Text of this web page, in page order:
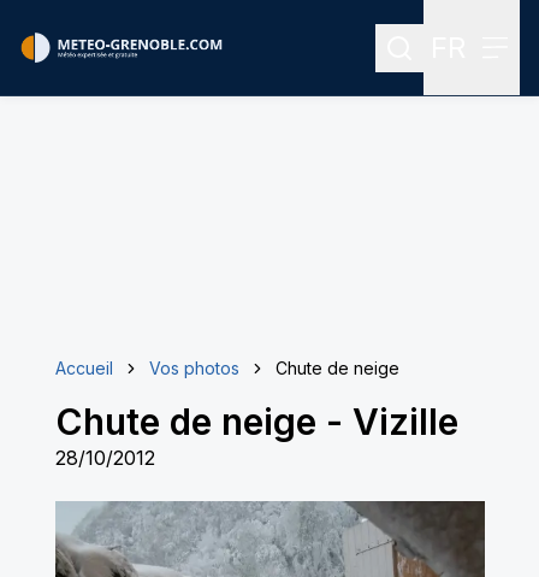
Rechercher
Accueil Vos photos Chute de neige
Chute de neige - Vizille
28/10/2012